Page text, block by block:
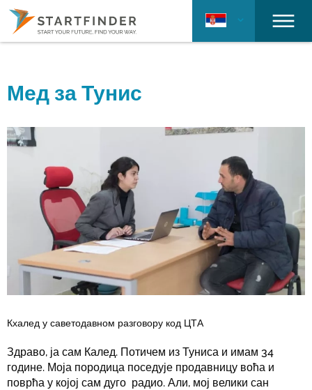
Мед за Тунис
Кхалед у саветодавном разговору код ЦТА
Здраво, ја сам Калед. Потичем из Туниса и имам 34
године. Моја породица поседује продавницу воћа и
поврћа у којој сам дуго радио. Али, мој велики сан